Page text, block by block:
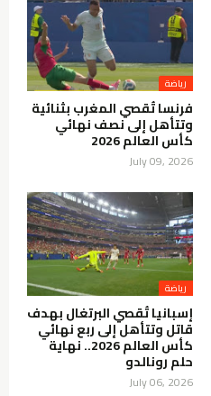
رياضة
فرنسا تُقصي المغرب بثنائية
وتتأهل إلى نصف نهائي
كأس العالم 2026
July 09, 2026
رياضة
إسبانيا تُقصي البرتغال بهدف
قاتل وتتأهل إلى ربع نهائي
كأس العالم 2026.. نهاية
حلم رونالدو
July 06, 2026